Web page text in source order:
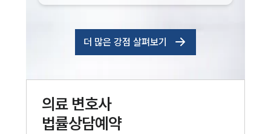
더 많은 강점 살펴보기
의료변호사
법률상담예약